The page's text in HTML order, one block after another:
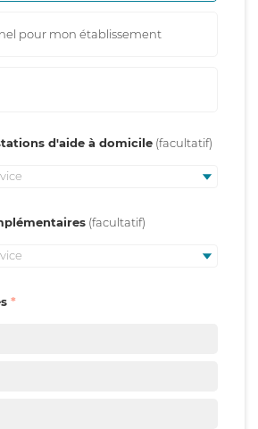
pour mon établissement
d'aide à domicile